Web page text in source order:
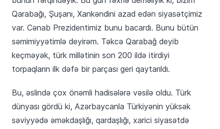
Qarabağı, Şuşanı, Xankəndini azad edən siyasətçimiz
var. Cənab Prezidentimiz bunu bacardı. Bunu bütün
səmimiyyətimlə deyirəm. Təkcə Qarabağ deyib
keçməyək, türk millətinin son 200 ildə itirdiyi
torpaqların ilk dəfə bir parçası geri qaytarıldı.
Bu, əslində çox önəmli hadisələrə vəsilə oldu. Türk
dünyası gördü ki, Azərbaycanla Türkiyənin yüksək
səviyyədə əməkdaşlığı, qardaşlığı, xarici siyasətdə